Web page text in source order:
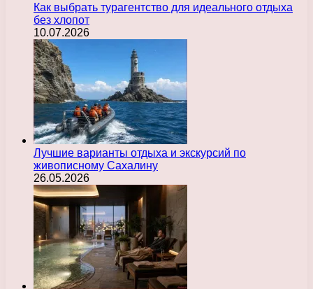
Как выбрать турагентство для идеального отдыха
без хлопот
10.07.2026
Лучшие варианты отдыха и экскурсий по
живописному Сахалину
26.05.2026